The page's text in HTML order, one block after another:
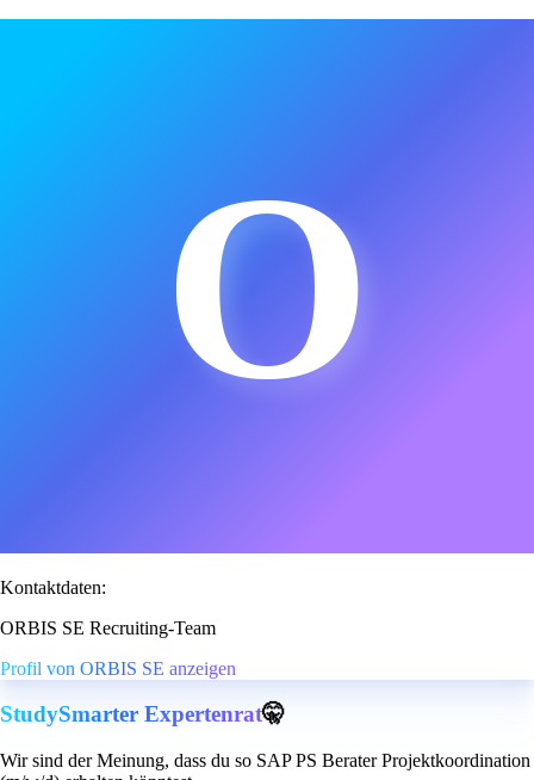
O
Kontaktdaten:
ORBIS SE Recruiting-Team
Profil von ORBIS SE anzeigen
StudySmarter Expertenrat🤫
Wir sind der Meinung, dass du so SAP PS Berater Projektkoordination